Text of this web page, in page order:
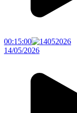
00:15:00
14/05/2026